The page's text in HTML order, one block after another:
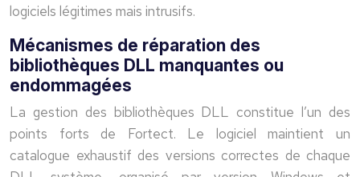
logiciels légitimes mais intrusifs.
Mécanismes de réparation des
bibliothèques DLL manquantes ou
endommagées
La gestion des bibliothèques DLL constitue l’un des
points forts de Fortect. Le logiciel maintient un
catalogue exhaustif des versions correctes de chaque